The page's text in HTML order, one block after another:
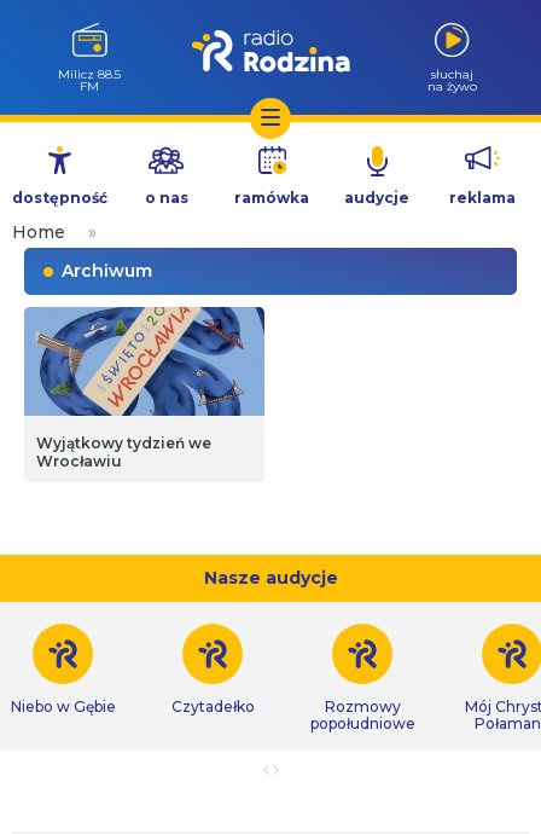
Przejdź
treści
Góra Igliczna
107.2 FM
słuchaj
na żywo
dostępność o nas ramówka audycje reklama
Home
»
Archiwum
Wyjątkowy tydzień we
Wrocławiu
Nasze audycje
Niebo w Gębie Czytadełko
Rozmowy
popołudniowe
Mój